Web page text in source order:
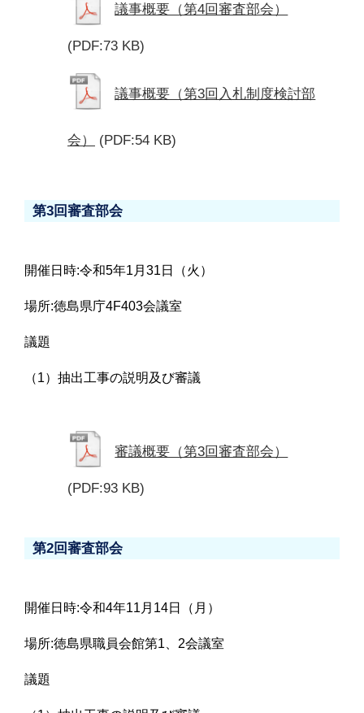
議事概要（第4回審査部会）
(PDF:73 KB)
議事概要（第3回入札制度検討部
会） (PDF:54 KB)
第3回審査部会
開催日時:令和5年1月31日（火）
場所:徳島県庁4F403会議室
議題
（1）抽出工事の説明及び審議
審議概要（第3回審査部会）
(PDF:93 KB)
第2回審査部会
開催日時:令和4年11月14日（月）
場所:徳島県職員会館第1、2会議室
議題